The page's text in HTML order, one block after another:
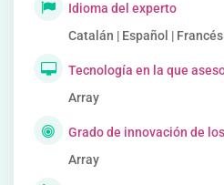
Idioma del experto
Catalán | Español |
Tecnología en la que
Array
Grado de innovación de
Array